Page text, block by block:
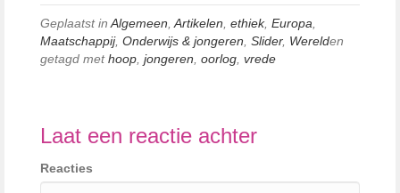
Geplaatst inAlgemeen,Artikelen, ethiek, Europa,
Maatschappij, Onderwijs & jongeren, Slider, Werelden
getagd methoop, jongeren, oorlog, vrede
Laat een reactie achter
Reacties